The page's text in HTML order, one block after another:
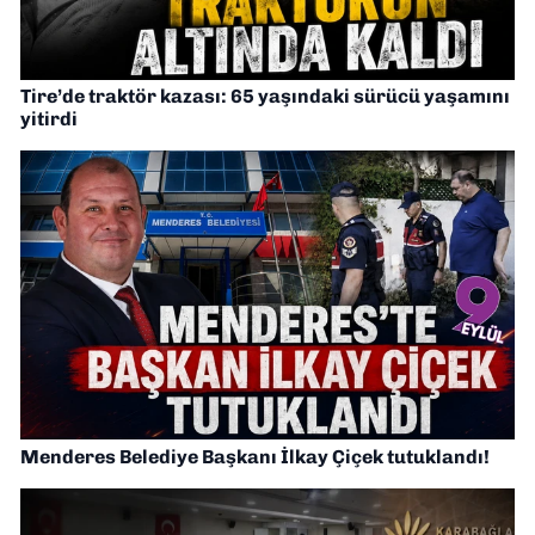
Tire’de traktör kazası: 65 yaşındaki sürücü yaşamını
yitirdi
Menderes Belediye Başkanı İlkay Çiçek tutuklandı!